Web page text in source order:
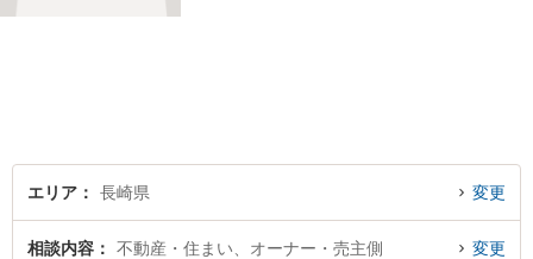
エリア 長崎県 変更
相談内容 不動産・住まい、オーナー・売主側 変更